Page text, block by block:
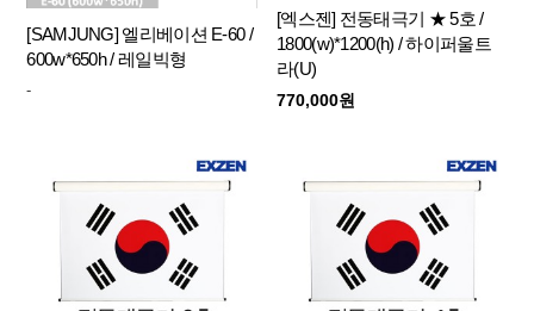
[SAMJUNG] 엘리베이션 E-60 /
600w*650h / 레일빅형
-
[엑스젠] 전동태극기 ★ 5호 /
1800(w)*1200(h) / 하이퍼울트
라(U)
770,000원